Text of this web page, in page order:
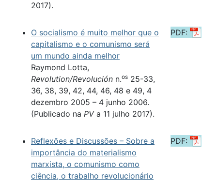
2017).
PDF:
O socialismo é muito melhor que o
capitalismo e o comunismo será
um mundo ainda melhor
Raymond Lotta,
Revolution/Revolución n.os 25-33,
36, 38, 39, 42, 44, 46, 48 e 49, 4
dezembro 2005 – 4 junho 2006.
(Publicado na PVa 11 julho 2017).
PDF:
Reflexões e Discussões – Sobre a
importância do materialismo
marxista, o comunismo como
ciência, o trabalho revolucionário